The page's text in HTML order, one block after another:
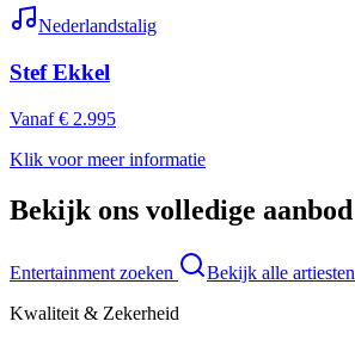
Nederlandstalig
Stef Ekkel
Vanaf € 2.995
Klik voor meer informatie
Bekijk ons volledige aanbod
Entertainment zoeken
Bekijk alle artiesten
Kwaliteit & Zekerheid